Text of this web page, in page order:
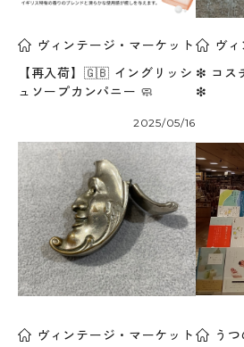
ヴィンテージ・マーケット
【再入荷】🇬🇧 イングリッシ
ュソープカンパニー 🧼
2025/05/16
ヴ
❇︎ コス
❇︎
ヴィンテージ・マーケット
う